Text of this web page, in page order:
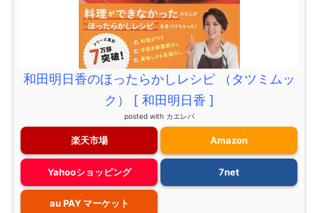
和田明日香のほったらかしレシピ （タツミムッ
ク） [ 和田明日香 ]
posted with カエレバ
楽天市場 Amazon
Yahooショッピング 7net
au PAY マーケット